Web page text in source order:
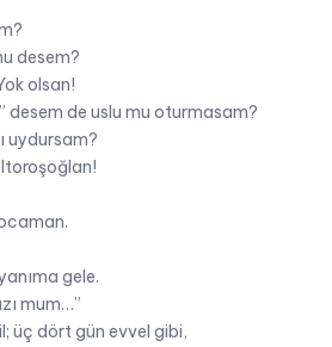
desem?
olsan!
desem de uslu mu oturmasam?
uydursam?
gele.
mum…”
üç dört gün evvel gibi,